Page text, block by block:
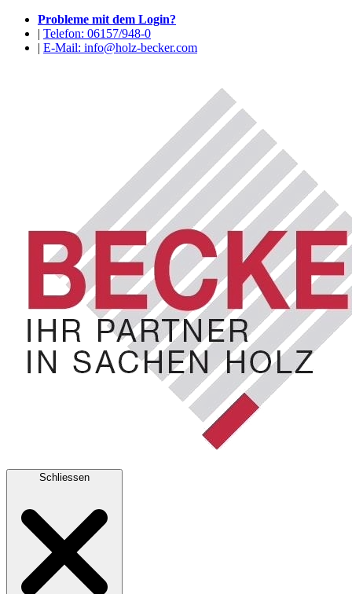
Probleme mit dem Login?
| Telefon: 06157/948-0
| E-Mail: info@holz-becker.com
Schliessen